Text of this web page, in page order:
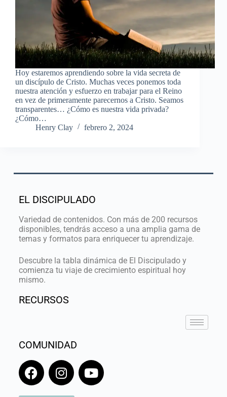
Hoy estaremos aprendiendo sobre la vida secreta de
un discípulo de Cristo. Muchas veces ponemos toda
nuestra atención y esfuerzo en trabajar para el Reino
en vez de primeramente parecernos a Cristo. Seamos
transparentes… ¿Cómo es nuestra vida privada?
¿Cómo…
Henry Clay
febrero 2, 2024
EL DISCIPULADO
Variedad de contenidos. Con más de 200 recursos
disponibles, tendrás acceso a una amplia gama de
temas y formatos para enriquecer tu aprendizaje.
Descubre la tabla dinámica de El Discipulado y
comienza tu viaje de crecimiento espiritual hoy
mismo.
RECURSOS
COMUNIDAD